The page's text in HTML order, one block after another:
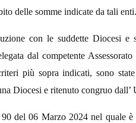
delle somme indicate da tali enti.
con le suddette Diocesi e
dal competente
più sopra indicati, sono
Diocesi e ritenuto congruo dall’
del 06 Marzo 2024 nel quale